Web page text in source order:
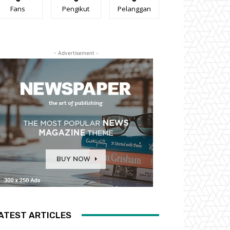
Fans Pengikut Pelanggan
- Advertisement -
ARTICLES